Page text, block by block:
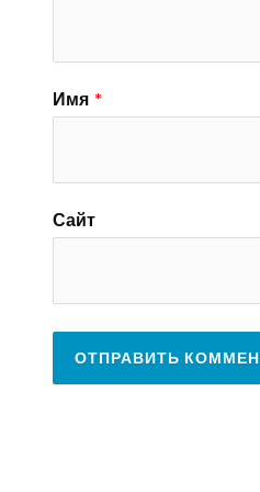
Имя *
Сайт